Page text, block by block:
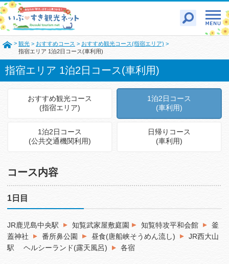
> 観光 > おすすめコース > おすすめ観光コース(指宿エリア) >
指宿エリア 1泊2日コース(車利用)
指宿エリア 1泊2日コース(車利用)
おすすめ観光コース
(指宿エリア)
1泊2日コース
(車利用)
1泊2日コース
(公共交通機関利用)
日帰りコース
(車利用)
コース内容
1日目
JR鹿児島中央駅 知覧武家屋敷庭園 知覧特攻平和会館
釜
蓋神社
番所鼻公園 昼食(唐船峡そうめん流し)
JR西大山
駅
ヘルシーランド(露天風呂) 各宿